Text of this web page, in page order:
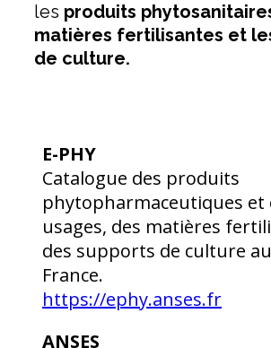
les produits
matières fertilisantes et
de culture.
E-PHY
Catalogue des produits
phytopharmaceutiques et
usages, des matières
des supports de culture
France.
https://ephy.anses.fr
ANSES